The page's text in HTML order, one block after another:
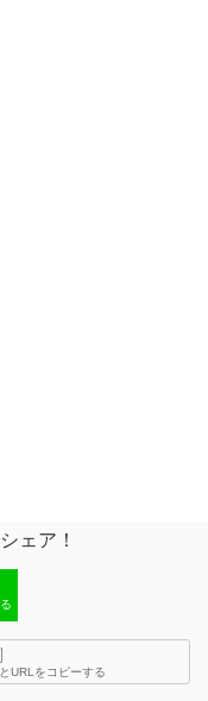
ェア！
URLをコピーする